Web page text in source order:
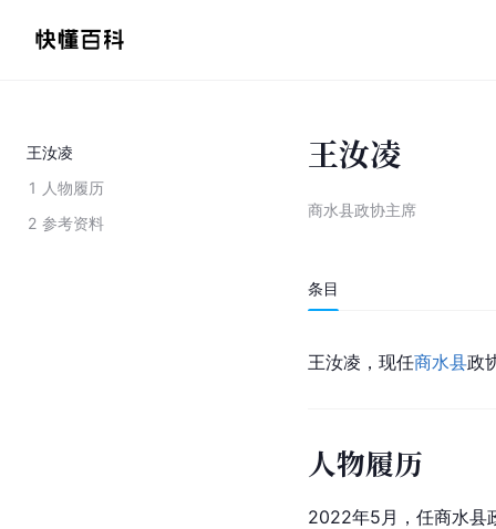
王汝凌
1 人物履历
2 参考资料
王汝凌
商水县政协主席
条目
王汝凌，现任商水县政
人物履历
2022年5月，任商水县